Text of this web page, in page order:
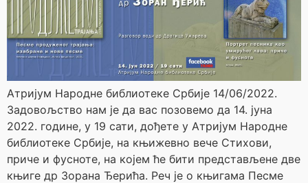
Атријум Народне библиотеке Србије 14/06/2022.
Задовољство нам је да вас позовемо да 14. јуна
2022. године, у 19 сати, дођете у Атријум Народне
библиотеке Србије, на књижевно вече Стихови,
приче и фусноте, на којем ће бити представљене две
књиге др Зорана Ђерића. Реч је о књигама Песме